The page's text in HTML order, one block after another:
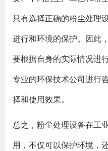
只有选择正确的粉尘处理
进行和环境的保护。因此
要根据自身的实际情况进
专业的环保技术公司进行
择和使用效果。
总之，粉尘处理设备在工
用，不仅可以保护环境，